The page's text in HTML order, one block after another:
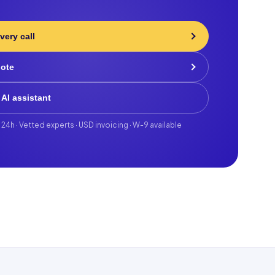
call
AI assistant
· Vetted experts · USD invoicing · W-9 available